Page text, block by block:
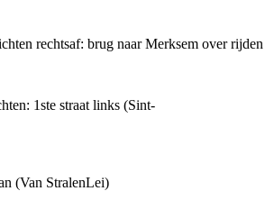
rechtsaf: brug naar Merksem over rijden
1ste straat links (Sint-
(Van StralenLei)